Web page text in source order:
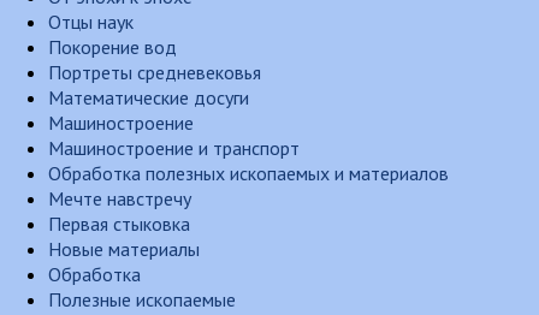
Отцы наук
Покорение вод
Портреты средневековья
Математические досуги
Машиностроение
Машиностроение и транспорт
Обработка полезных ископаемых и материалов
Мечте навстречу
Первая стыковка
Новые материалы
Обработка
Полезные ископаемые